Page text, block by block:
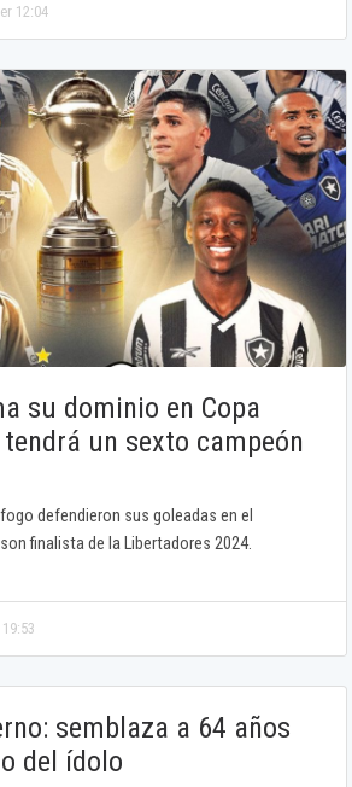
12:04
su dominio en Copa
un sexto campeón
defendieron sus goleadas en el
finalista de la Libertadores 2024.
semblaza a 64 años
del ídolo